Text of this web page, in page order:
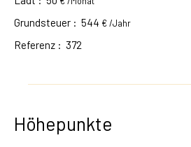
Grundsteuer : 544 € /Jahr
Referenz : 372
Höhepunkte